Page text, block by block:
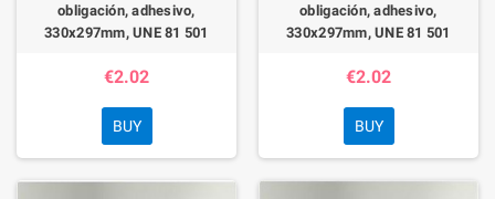
obligación, adhesivo,
330x297mm, UNE 81 501
€2.02
BUY
obligación, adhesivo,
330x297mm, UNE 81 501
€2.02
BUY